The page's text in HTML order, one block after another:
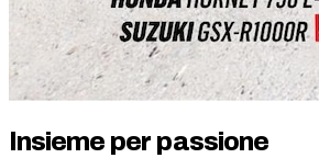
Insieme per passione